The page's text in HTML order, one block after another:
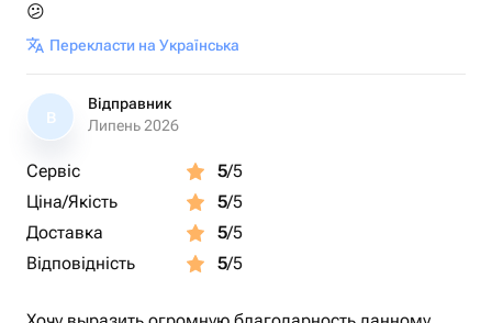
😕
Перекласти на Українська
В
Відправник
Липень 2026
Сервіс 5/5
Ціна/Якість
5/5
Доставка
5/5
Відповідність
5/5